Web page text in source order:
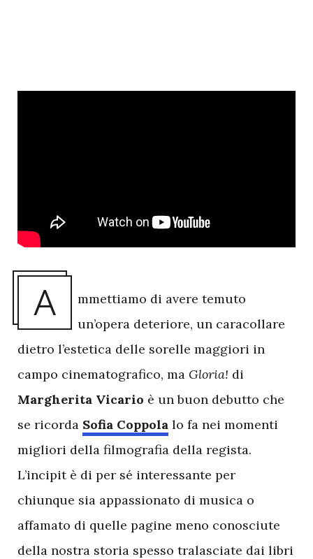
A
mmettiamo di avere temuto
un’opera deteriore, un caracollare
dietro l’estetica delle sorelle maggiori in
campo cinematografico, ma Gloria! di
Margherita Vicario è un buon debutto che
se ricorda Sofia Coppola lo fa nei momenti
migliori della filmografia della regista.
L’incipit è di per sé interessante per
chiunque sia appassionato di musica o
affamato di quelle pagine meno conosciute
della nostra storia spesso tralasciate dai libri